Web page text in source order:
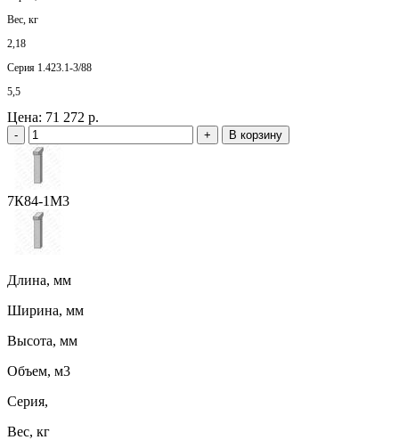
Вес, кг
2,18
Серия 1.423.1-3/88
5,5
Цена: 71 272 р.
- + В корзину
7К84-1М3
Длина, мм
Ширина, мм
Высота, мм
Объем, м3
Серия,
Вес, кг